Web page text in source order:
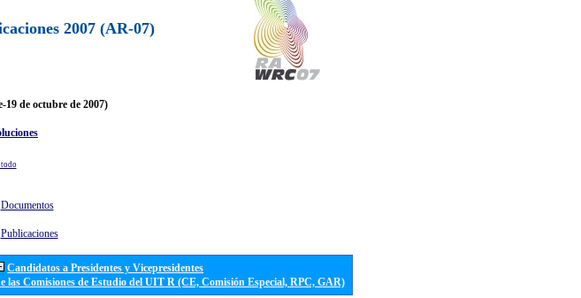
2007 (AR-07)
19 de octubre de 2007)
todo
Documentos
Publicaciones
Candidatos a Presidentes y Vicepresidentes
las Comisiones de Estudio del UIT R (CE, Comisión Especial, RPC, GAR)